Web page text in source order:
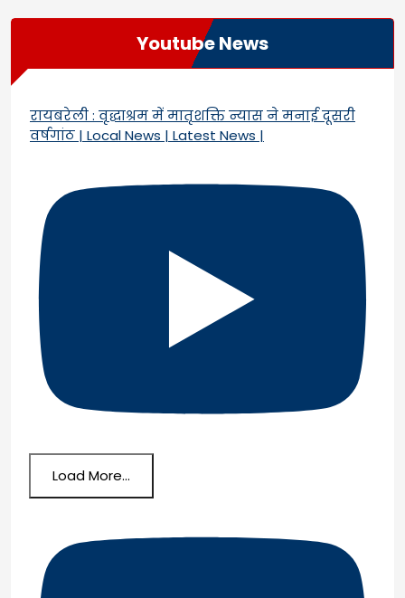
Youtube News
रायबरेली : वृद्धाश्रम में मातृशक्ति न्यास ने मनाई दूसरी
वर्षगांठ | Local News | Latest News |
Load More...